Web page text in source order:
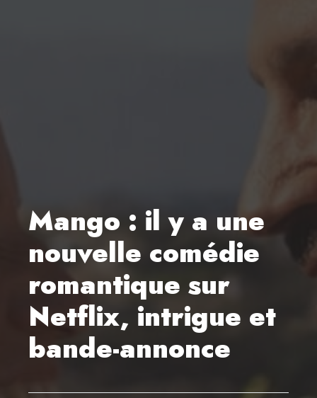
Mango : il y a une
nouvelle comédie
romantique sur
Netflix, intrigue et
bande-annonce